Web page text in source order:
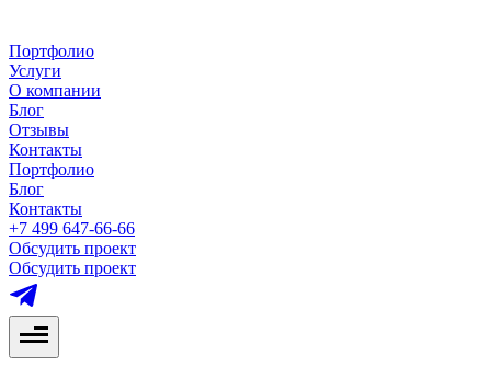
Портфолио
Услуги
О компании
Блог
Отзывы
Контакты
Портфолио
Блог
Контакты
+7 499 647-66-66
Обсудить проект
Обсудить проект